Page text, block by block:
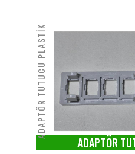
ADAPTÖR TUTUCU PLASTİK
ADAPTÖR